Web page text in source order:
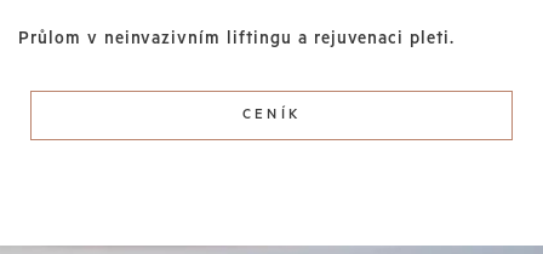
Průlom v neinvazivním liftingu a rejuvenaci pleti.
CENÍK